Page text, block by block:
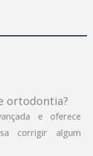
ortodontia?
e oferece
corrigir algum